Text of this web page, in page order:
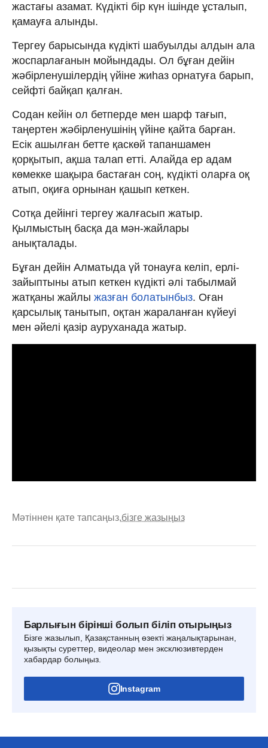
жастағы азамат. Күдікті бір күн ішінде ұсталып,
қамауға алынды.
Тергеу барысында күдікті шабуылды алдын ала
жоспарлағанын мойындады. Ол бұған дейін
жәбірленушілердің үйіне жиһаз орнатуға барып,
сейфті байқап қалған.
Содан кейін ол бетперде мен шарф тағып,
таңертен жәбірленушінің үйіне қайта барған.
Есік ашылған бетте қаскөй тапаншамен
қорқытып, ақша талап етті. Алайда ер адам
көмекке шақыра бастаған соң, күдікті оларға оқ
атып, оқиға орнынан қашып кеткен.
Сотқа дейінгі тергеу жалғасып жатыр.
Қылмыстың басқа да мән-жайлары
анықталады.
Бұған дейін Алматыда үй тонауға келіп, ерлі-
зайыптыны атып кеткен күдікті әлі табылмай
жатқаны жайлы жазған болатынбыз. Оған
қарсылық танытып, оқтан жараланған күйеуі
мен әйелі қазір ауруханада жатыр.
Мәтіннен қате тапсаңыз,бізге жазыңыз
Барлығын бірінші болып біліп отырыңыз
Бізге жазылып, Қазақстанның өзекті жаңалықтарынан,
қызықты суреттер, видеолар мен эксклюзивтерден
хабардар болыңыз.
Instagram